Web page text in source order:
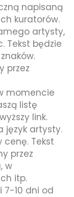
napisaną
kuratorów.
artysty,
Tekst będzie
przez
momencie
listę
link.
język artysty.
cenę. Tekst
przez
w
itp.
7-10 dni od